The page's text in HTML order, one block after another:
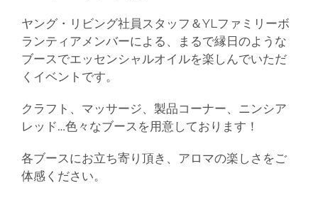
ヤング・リビング社員スタッフ＆YLファミリーボ
ランティアメンバーによる、
まるで縁日のような
ブースでエッセンシャルオイルを楽しんでいただ
くイベントです。
クラフト、マッサージ、製品コーナー、ニンシア
レッド…色々なブースを用意しております！
各ブースにお立ち寄り頂き、アロマの楽しさをご
体感ください。